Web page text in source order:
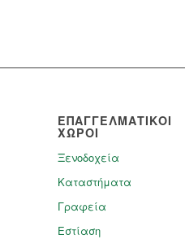
ΕΠΑΓΓΕΛΜΑΤΙΚΟΙ
ΧΩΡΟΙ
Ξενοδοχεία
Καταστήματα
Γραφεία
Εστίαση